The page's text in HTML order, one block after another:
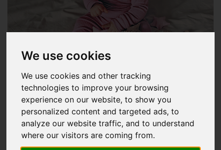
We use cookies
We use cookies and other tracking
technologies to improve your browsing
experience on our website, to show you
personalized content and targeted ads, to
analyze our website traffic, and to understand
where our visitors are coming from.
Особенным индивидуальным подарком для внука или
ребенка друзей является сделанная своими руками
цепочка для пустышки. Благодаря ей пустышка больше
не будет падать на пол, а такой индивидуальный